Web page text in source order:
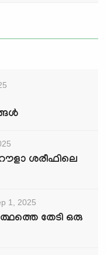
ശരീഫിലെ
1, 2025
തേടി ഒരു